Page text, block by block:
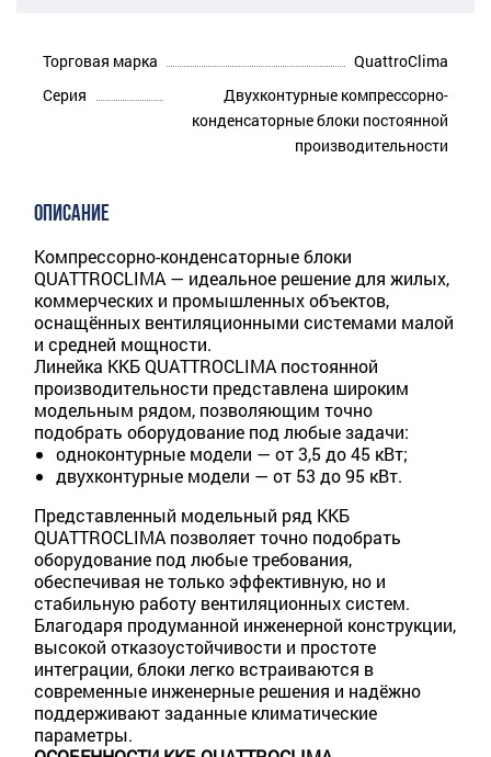
Торговая марка
QuattroClima
Серия
Двухконтурные компрессорно-
конденсаторные блоки постоянной
производительности
ОПИСАНИЕ
Компрессорно-конденсаторные блоки
QUATTROCLIMA — идеальное решение для жилых,
коммерческих и промышленных объектов,
оснащённых вентиляционными системами малой
и средней мощности.
Линейка ККБ QUATTROCLIMA постоянной
производительности представлена широким
модельным рядом, позволяющим точно
подобрать оборудование под любые задачи:
одноконтурные модели — от 3,5 до 45 кВт;
двухконтурные модели — от 53 до 95 кВт.
Представленный модельный ряд ККБ
QUATTROCLIMA позволяет точно подобрать
оборудование под любые требования,
обеспечивая не только эффективную, но и
стабильную работу вентиляционных систем.
Благодаря продуманной инженерной конструкции,
высокой отказоустойчивости и простоте
интеграции, блоки легко встраиваются в
современные инженерные решения и надёжно
поддерживают заданные климатические
параметры.